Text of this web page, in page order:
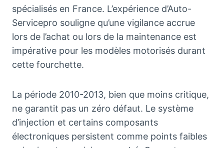
spécialisés en France. L’expérience d’Auto-
Servicepro souligne qu’une vigilance accrue
lors de l’achat ou lors de la maintenance est
impérative pour les modèles motorisés durant
cette fourchette.
La période 2010-2013, bien que moins critique,
ne garantit pas un zéro défaut. Le système
d’injection et certains composants
électroniques persistent comme points faibles